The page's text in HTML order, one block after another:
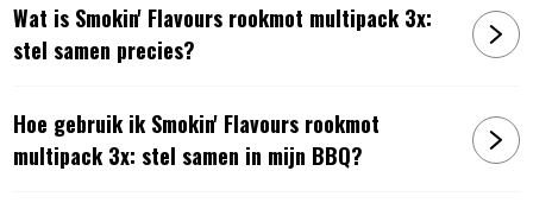
Wat is Smokin' Flavours rookmot multipack 3x:
stel samen precies?
Hoe gebruik ik Smokin' Flavours rookmot
multipack 3x: stel samen in mijn BBQ?